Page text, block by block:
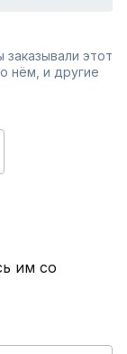
заказывали этот
нём, и другие
им со